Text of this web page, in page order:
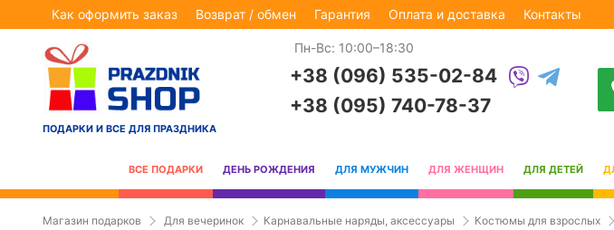
Как оформить заказ Возврат / обмен Гарантия Оплата и доставка Контакты
ПОДАРКИ И ВСЕ ДЛЯ ПРАЗДНИКА
Пн-Вс: 10:00–18:30
+38 (096) 535-02-84
+38 (095) 740-78-37
ВСЕ ПОДАРКИ ДЕНЬ РОЖДЕНИЯ ДЛЯ МУЖЧИН ДЛЯ ЖЕНЩИН ДЛЯ ДЕТЕЙ
Магазин подарков Для вечеринок Карнавальные наряды, аксессуары Костюмы для взрослых